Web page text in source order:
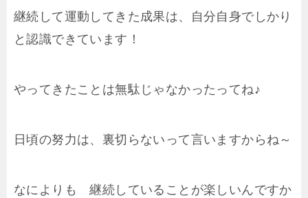
継続して運動してきた成果は、自分自身でしかり
と認識できています！
やってきたことは無駄じゃなかったってね♪
日頃の努力は、裏切らないって言いますからね～
なによりも 継続していることが楽しいんですか